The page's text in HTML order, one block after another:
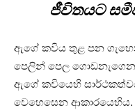
ජීවිතයට
ඇගේ කවිය තුළ පන
පෙලින් පෙල ගොඩනැගෙන
ඇගේ කවියෙහි
වෙහෙසෙන